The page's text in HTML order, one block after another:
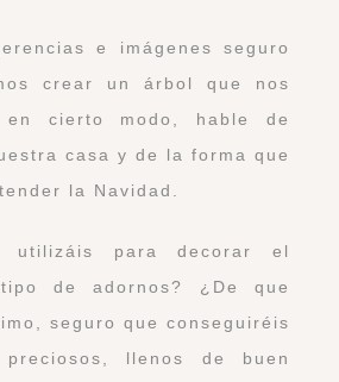
e imágenes seguro
crear un árbol que nos
cierto modo, hable de
casa y de la forma que
la Navidad.
utilizáis para decorar el
de adornos? ¿De que
seguro que conseguiréis
llenos de buen